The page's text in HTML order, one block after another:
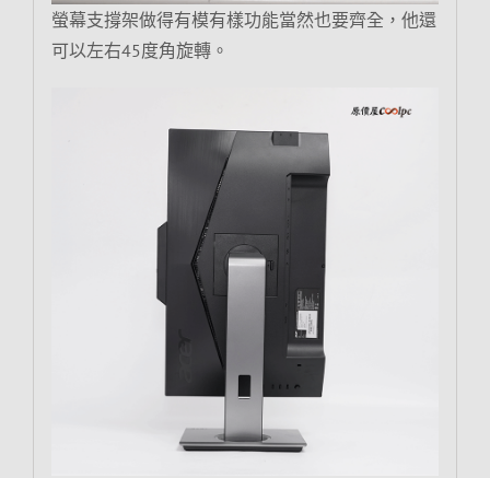
螢幕支撐架做得有模有樣功能當然也要齊全，他還
可以左右45度角旋轉。